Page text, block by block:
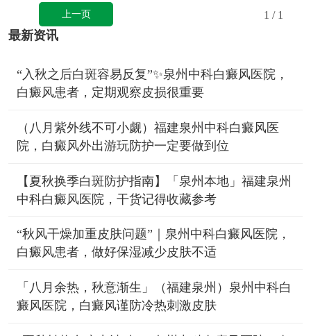
上一页 1 / 1
最新资讯
“入秋之后白斑容易反复”✨泉州中科白癜风医院，
白癜风患者，定期观察皮损很重要
（八月紫外线不可小觑）福建泉州中科白癜风医
院，白癜风外出游玩防护一定要做到位
【夏秋换季白斑防护指南】「泉州本地」福建泉州
中科白癜风医院，干货记得收藏参考
“秋风干燥加重皮肤问题”｜泉州中科白癜风医院，
白癜风患者，做好保湿减少皮肤不适
「八月余热，秋意渐生」（福建泉州）泉州中科白
癜风医院，白癜风谨防冷热刺激皮肤